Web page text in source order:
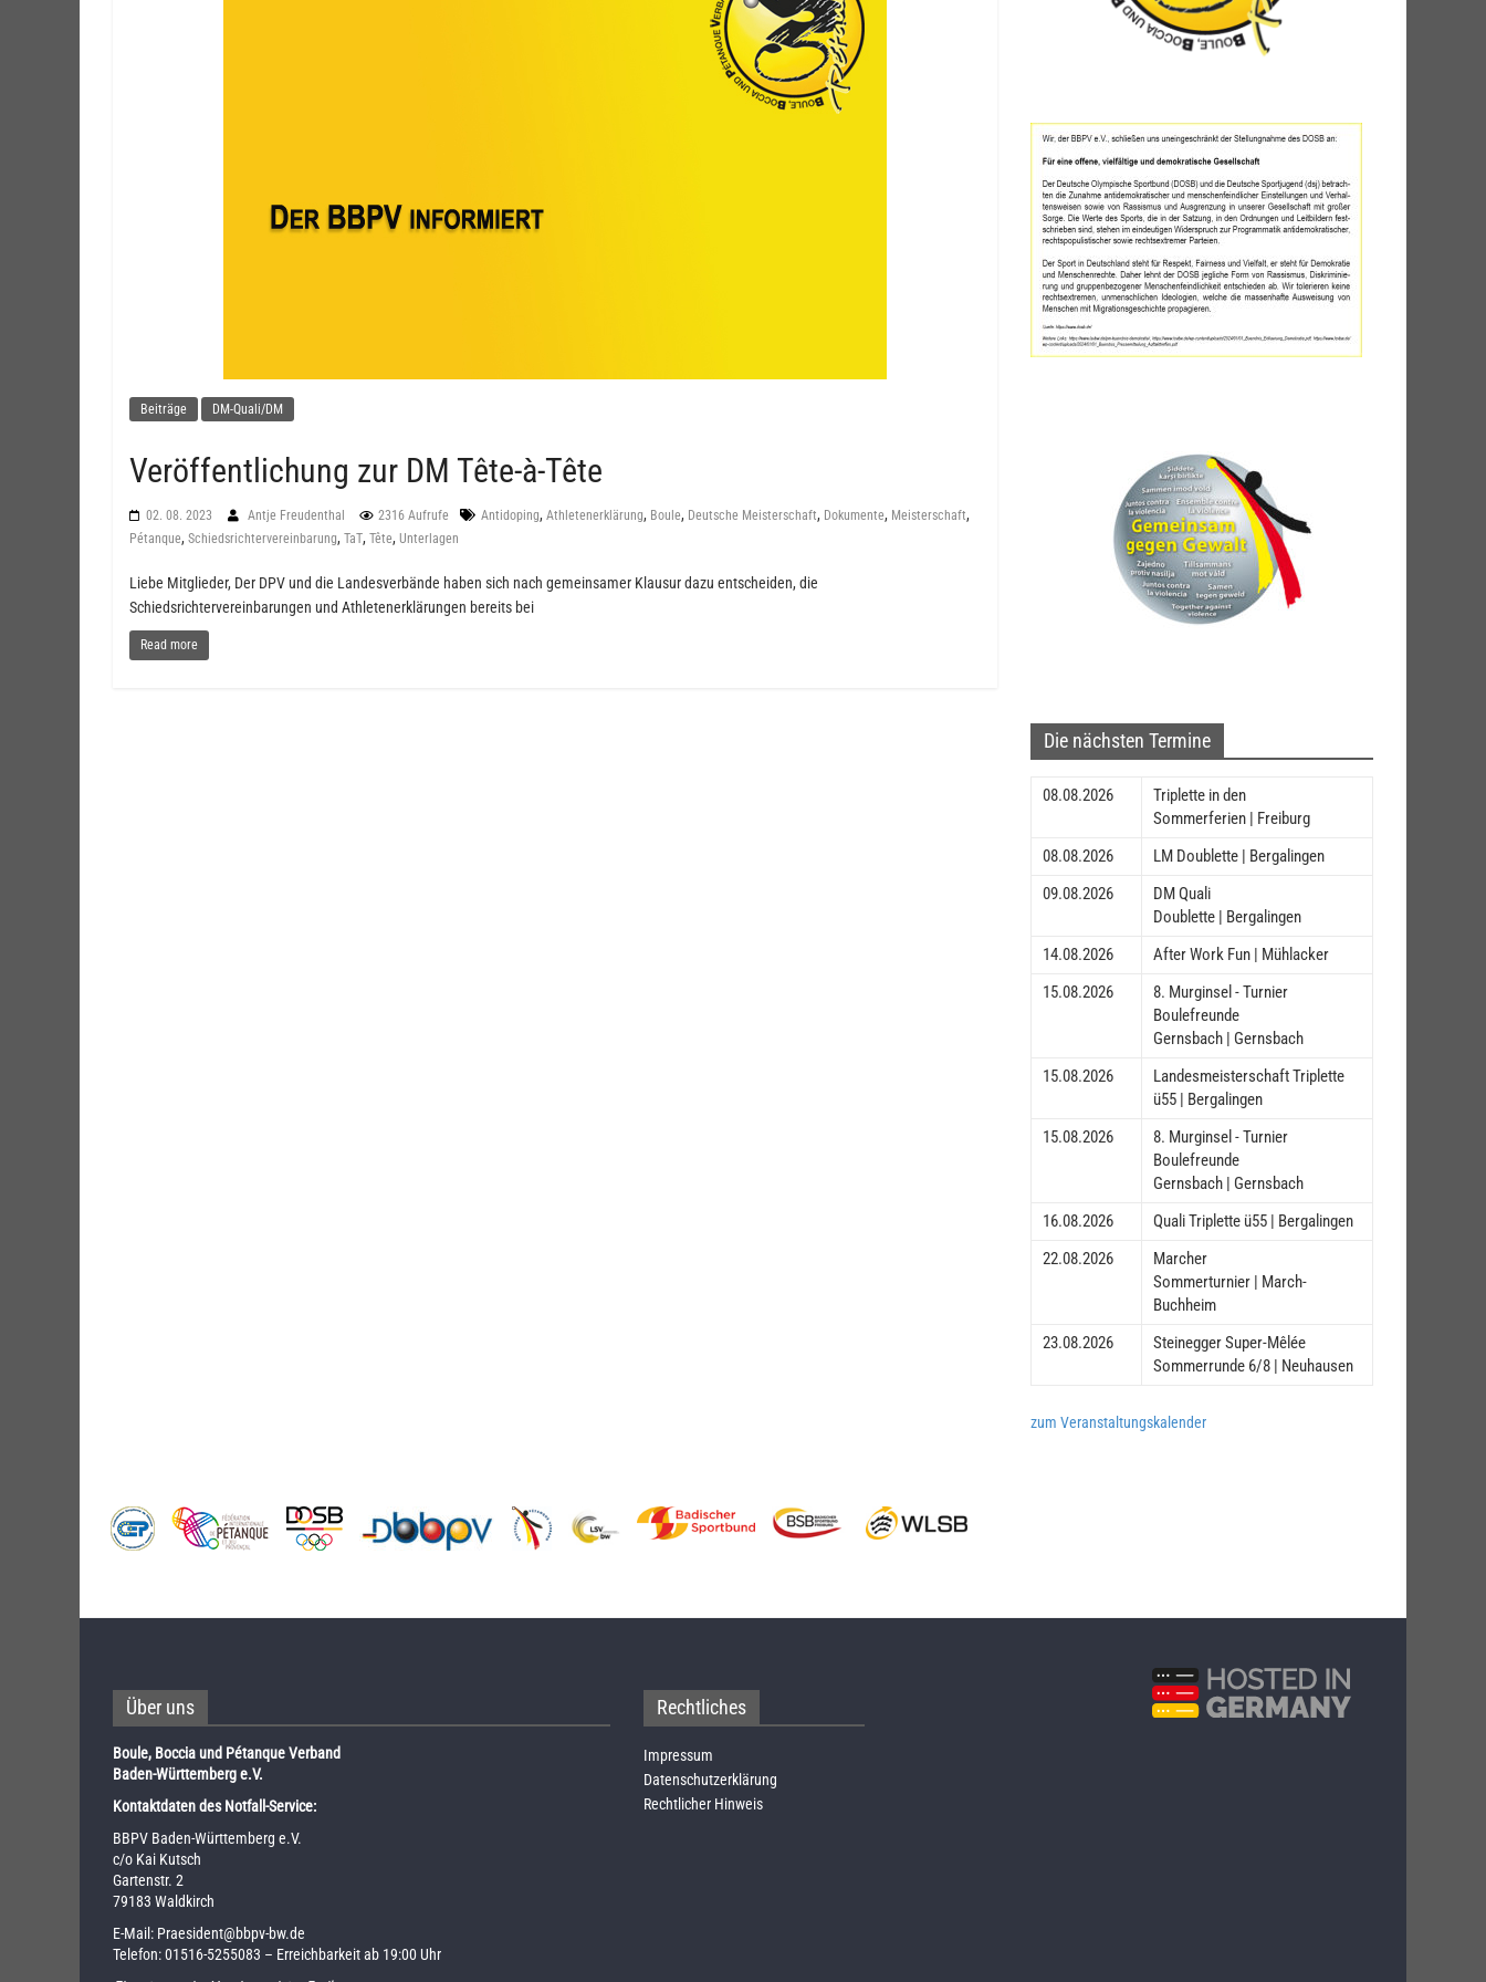
Beiträge DM-Quali/DM
Veröffentlichung zur DM Tête-à-Tête
02. 08. 2023 Antje Freudenthal 2316 Aufrufe Antidoping, Athletenerklärung, Boule, Deutsche Meisterschaft, Dokumente, Meisterschaft,
Pétanque, Schiedsrichtervereinbarung, TaT, Tête, Unterlagen
Liebe Mitglieder, Der DPV und die Landesverbände haben sich nach gemeinsamer Klausur dazu entscheiden, die
Schiedsrichtervereinbarungen und Athletenerklärungen bereits bei
Read more
Die nächsten Termine
08.08.2026
Triplette in den
Sommerferien | Freiburg
08.08.2026
LM Doublette | Bergalingen
09.08.2026
DM Quali
Doublette | Bergalingen
14.08.2026
After Work Fun | Mühlacker
15.08.2026
8. Murginsel - Turnier
Boulefreunde
Gernsbach | Gernsbach
15.08.2026
Landesmeisterschaft Triplette
ü55 | Bergalingen
15.08.2026
8. Murginsel - Turnier
Boulefreunde
Gernsbach | Gernsbach
16.08.2026
Quali Triplette ü55 | Bergalingen
22.08.2026
Marcher
Sommerturnier | March-
Buchheim
23.08.2026
Steinegger Super-Mêlée
Sommerrunde 6/8 | Neuhausen
zum Veranstaltungskalender
Über uns
Boule, Boccia und Pétanque Verband
Baden-Württemberg e.V.
Kontaktdaten des Notfall-Service:
BBPV Baden-Württemberg e.V.
c/o Kai Kutsch
Gartenstr. 2
79183 Waldkirch
E-Mail: Praesident@bbpv-bw.de
Telefon:01516-5255083 – Erreichbarkeit ab 19:00 Uhr
Rechtliches
Impressum
Datenschutzerklärung
Rechtlicher Hinweis